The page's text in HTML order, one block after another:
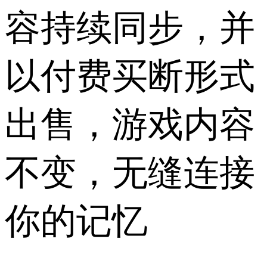
容持续同步，并
以付费买断形式
出售，游戏内容
不变，无缝连接
你的记忆